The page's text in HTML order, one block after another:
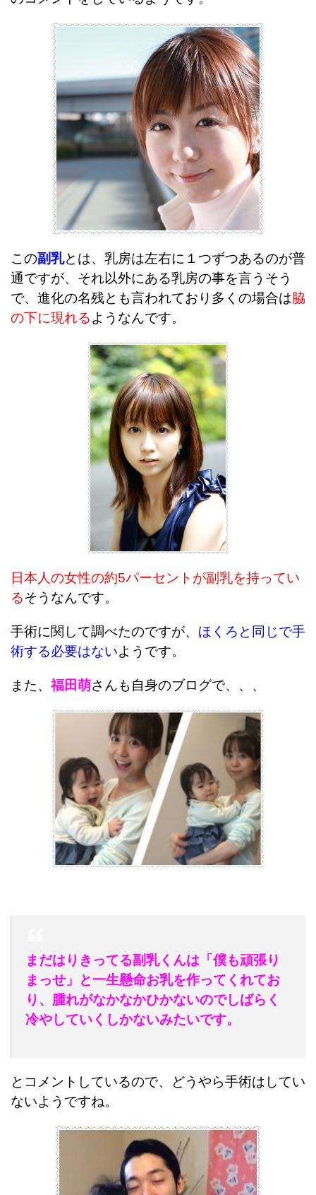
この副乳とは、乳房は左右に１つずつあるのが普
通ですが、それ以外にある乳房の事を言うそう
で、 進化の名残とも言われており多くの場合は脇
の下に現れるようなんです。
日本人の女性の約5パーセントが副乳を持ってい
るそうなんです。
手術に関して調べたのですが、 ほくろと同じで手
術する必要はないようです。
また、福田萌さんも自身のブログで、、、
まだはりきってる副乳くんは「僕も頑張り
まっせ」と一生懸命お乳を作ってくれてお
り、腫れがなかなかひかないのでしばらく
冷やしていくしかないみたいです。
とコメントしているので、どうやら手術はしてい
ないようですね。